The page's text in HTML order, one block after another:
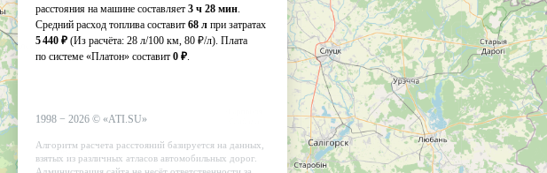
расстояния на машине составляет 3 ч 28 мин.
Средний расход топлива составит 68 л при затратах
5 440 ₽ (Из расчёта: 28 л/100 км, 80 ₽/л). Плата
по системе «Платон» составит 0 ₽.
1998 − 2026 © «ATI.SU»
Алгоритм расчета расстояний базируется на данных,
взятых из различных атласов автомобильных дорог.